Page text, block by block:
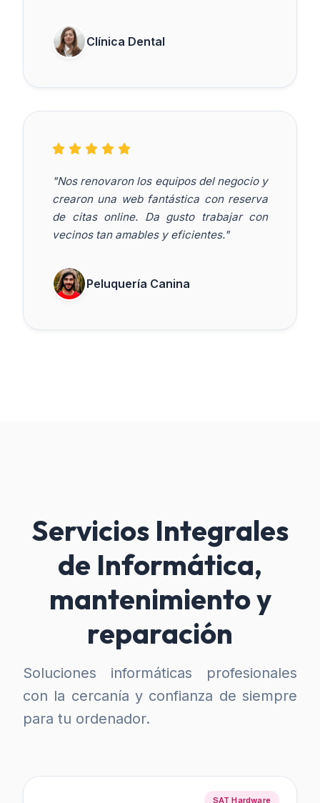
Clínica Dental
"Nos renovaron los equipos del negocio y
crearon una web fantástica con reserva
de citas online. Da gusto trabajar con
vecinos tan amables y eficientes."
Peluquería Canina
Servicios Integrales
de Informática,
mantenimiento y
reparación
Soluciones informáticas profesionales
con la cercanía y confianza de siempre
para tu ordenador.
SAT Hardware